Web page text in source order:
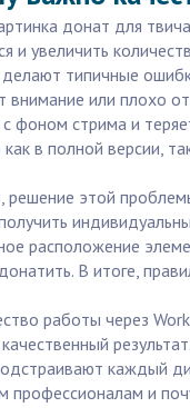
донат для
и увеличить
типичные
внимание или плохо
с фоном стрима и
как в полной версии,
решение этой
расположение
В итоге,
работы через
каждый
профессионалам и